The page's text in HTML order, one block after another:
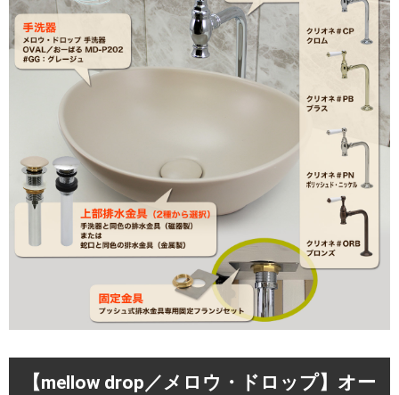
【mellow drop／メロウ・ドロップ】オー